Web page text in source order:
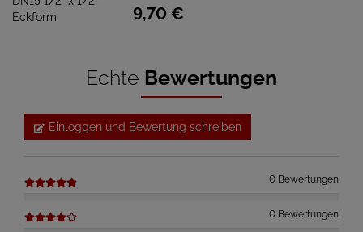
9,70 €
Echte Bewertungen
Einloggen und Bewertung schreiben
0 Bewertungen
0 Bewertungen